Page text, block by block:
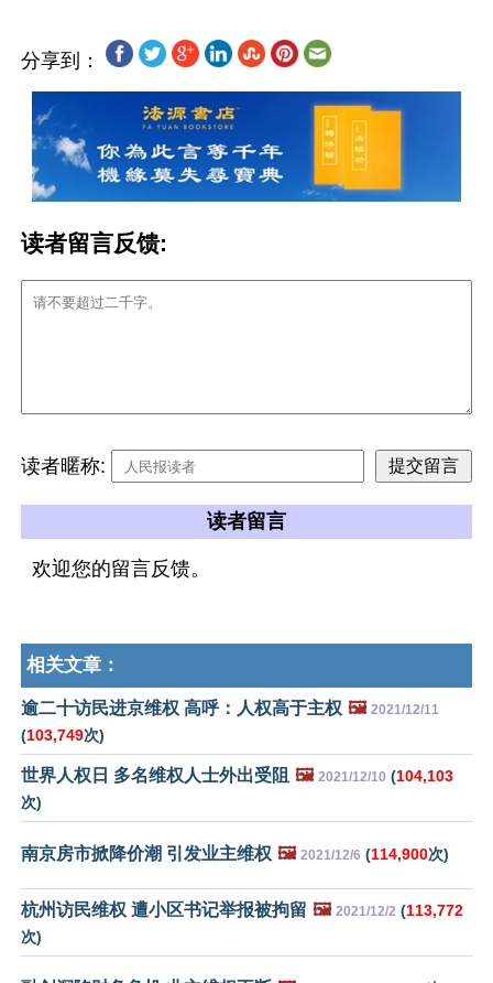
分享到：
读者留言反馈:
读者暱称:
读者留言
欢迎您的留言反馈。
相关文章：
逾二十访民进京维权 高呼：人权高于主权 🖼️ 2021/12/11
(103,749次)
世界人权日 多名维权人士外出受阻 🖼️ 2021/12/10 (104,103
次)
南京房市掀降价潮 引发业主维权 🖼️ 2021/12/6 (114,900次)
杭州访民维权 遭小区书记举报被拘留 🖼️ 2021/12/2 (113,772
次)